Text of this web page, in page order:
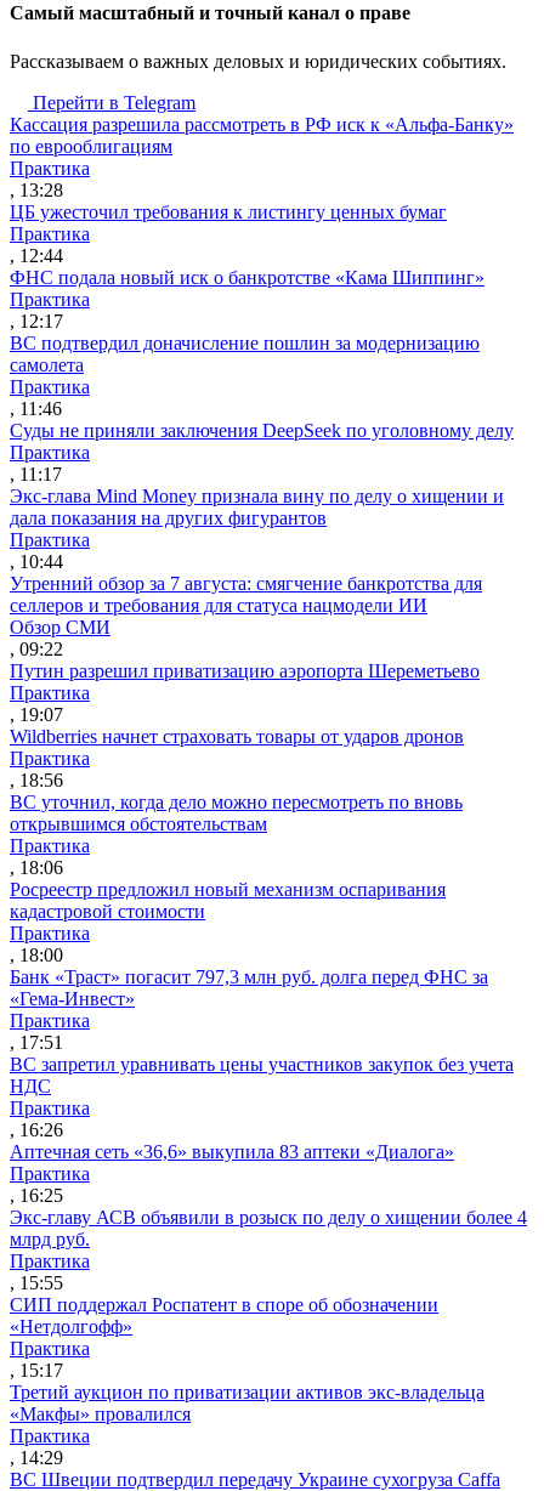
Cамый масштабный и точный канал о праве
Рассказываем о важных деловых и юридических событиях.
Перейти в Telegram
Кассация разрешила рассмотреть в РФ иск к «Альфа-Банку»
по еврооблигациям
Практика
, 13:28
ЦБ ужесточил требования к листингу ценных бумаг
Практика
, 12:44
ФНС подала новый иск о банкротстве «Кама Шиппинг»
Практика
, 12:17
ВС подтвердил доначисление пошлин за модернизацию
самолета
Практика
, 11:46
Суды не приняли заключения DeepSeek по уголовному делу
Практика
, 11:17
Экс-глава Mind Money признала вину по делу о хищении и
дала показания на других фигурантов
Практика
, 10:44
Утренний обзор за 7 августа: смягчение банкротства для
селлеров и требования для статуса нацмодели ИИ
Обзор СМИ
, 09:22
Путин разрешил приватизацию аэропорта Шереметьево
Практика
, 19:07
Wildberries начнет страховать товары от ударов дронов
Практика
, 18:56
ВС уточнил, когда дело можно пересмотреть по вновь
открывшимся обстоятельствам
Практика
, 18:06
Росреестр предложил новый механизм оспаривания
кадастровой стоимости
Практика
, 18:00
Банк «Траст» погасит 797,3 млн руб. долга перед ФНС за
«Гема-Инвест»
Практика
, 17:51
ВС запретил уравнивать цены участников закупок без учета
НДС
Практика
, 16:26
Аптечная сеть «36,6» выкупила 83 аптеки «Диалога»
Практика
, 16:25
Экс-главу АСВ объявили в розыск по делу о хищении более 4
млрд руб.
Практика
, 15:55
СИП поддержал Роспатент в споре об обозначении
«Нетдолгофф»
Практика
, 15:17
Третий аукцион по приватизации активов экс-владельца
«Макфы» провалился
Практика
, 14:29
ВС Швеции подтвердил передачу Украине сухогруза Caffa